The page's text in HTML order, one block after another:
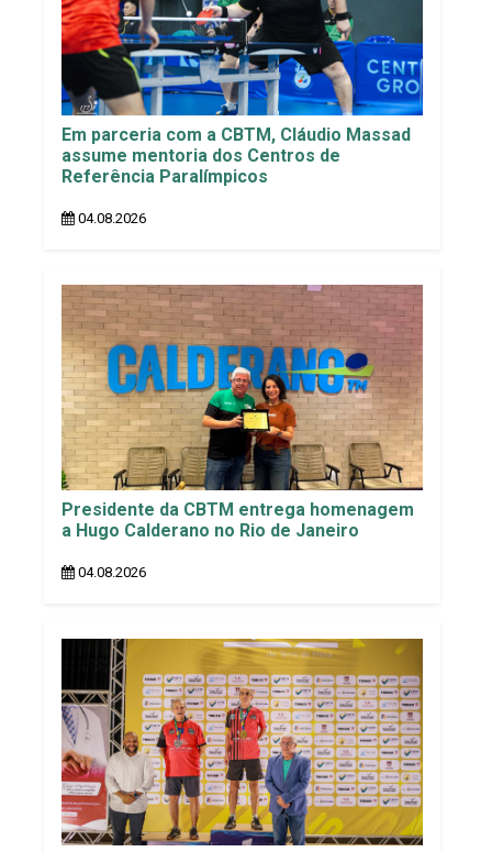
Em parceria com a CBTM, Cláudio Massad
assume mentoria dos Centros de
Referência Paralímpicos
04.08.2026
Presidente da CBTM entrega homenagem
a Hugo Calderano no Rio de Janeiro
04.08.2026